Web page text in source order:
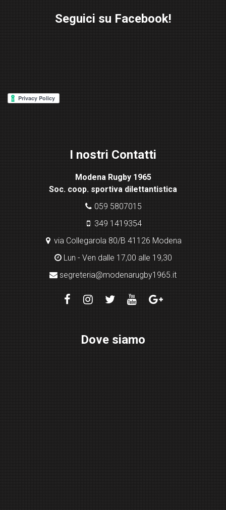
Seguici su Facebook!
I nostri Contatti
Modena Rugby 1965
Soc. coop. sportiva dilettantistica
059 5807015
349 1419354
via Collegarola 80/B 41126 Modena
Lun - Ven dalle 17,00 alle 19,30
segreteria@modenarugby1965.it
Dove siamo